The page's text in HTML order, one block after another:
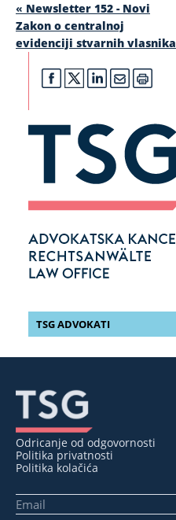
« Newsletter 152 - Novi
Zakon o centralnoj
evidenciji stvarnih vlasnika
TSG ADVOKATI
Odricanje od odgovornosti
Politika privatnosti
Politika kolačića